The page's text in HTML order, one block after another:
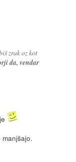
zrak oz kot
da, vendar